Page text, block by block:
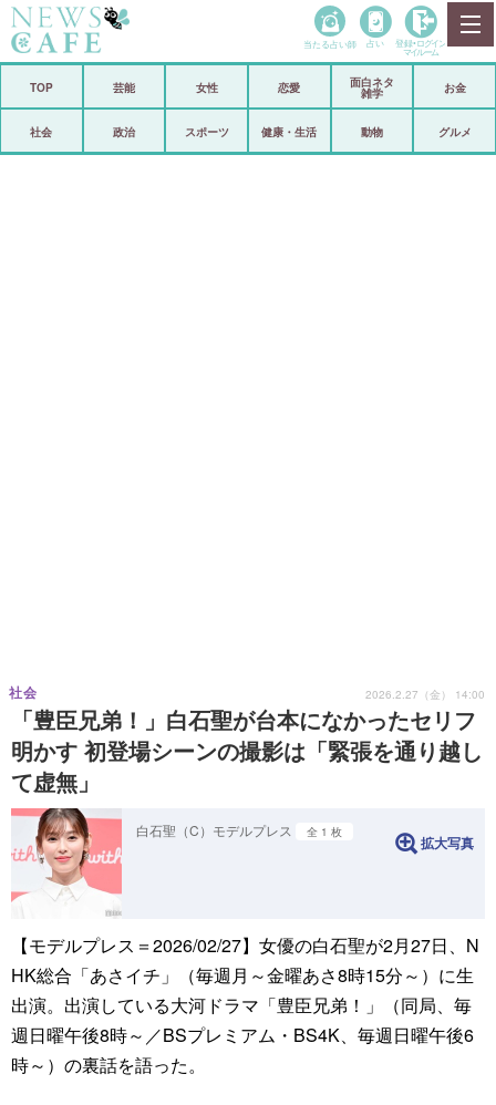
政治
当たる占い師 占い 登録• ログイン
マイルーム
TOP 芸能 女性 恋愛
面白ネタ
雑学
お金
社会 政治 スポーツ 健康・生活 動物 グルメ
「豊臣兄弟！」白石聖が台本になかったセリフ
明かす 初登場シーンの撮影は「緊張を通り越し
て虚無」
社会 2026.2.27（金） 14:00
白石聖（C）モデルプレス 全 1 枚
拡大写真
【モデルプレス＝2026/02/27】女優の白石聖が2月27日、N
HK総合「あさイチ」（毎週月～金曜あさ8時15分～）に生
出演。出演している大河ドラマ「豊臣兄弟！」（同局、毎
週日曜午後8時～／BSプレミアム・BS4K、毎週日曜午後6
時～）の裏話を語った。